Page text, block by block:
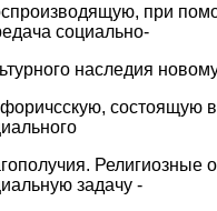
при
социально-
наследия
состоящую
задачу -